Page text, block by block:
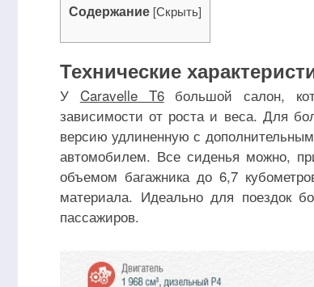
Содержание [Скрыть]
Технические
У Caravelle T6большой салон,
зависимости от роста и веса. Для
версию удлиненную с
автомобилем. Все сиденья можно,
объемом багажника до 6,7
материала. Идеально для поездок
пассажиров.